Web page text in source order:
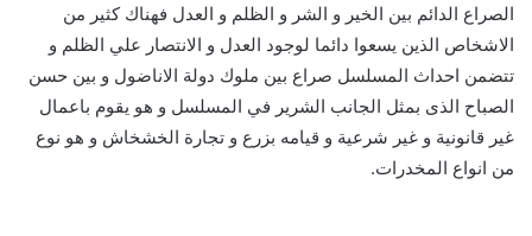
الصراع الدائم بين الخير و الشر و الظلم و العدل فهناك كثير من
الاشخاص الذين يسعوا دائما لوجود العدل و الانتصار علي الظلم و
تتضمن احداث المسلسل صراع بين ملوك دولة الاناضول و بين حسن
الصباح الذى بمثل الجانب الشرير في المسلسل و هو يقوم باعمال
غير قانونية و غير شرعية و قيامه بزرع و تجارة الخشخاش و هو نوع
من انواع المخدرات.